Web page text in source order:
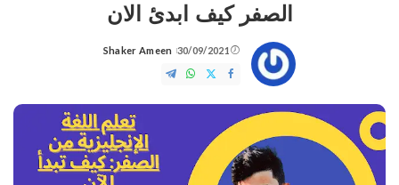
الصفر كيف ابدئ الان
30/09/2021
Posted
by
Shaker Ameen